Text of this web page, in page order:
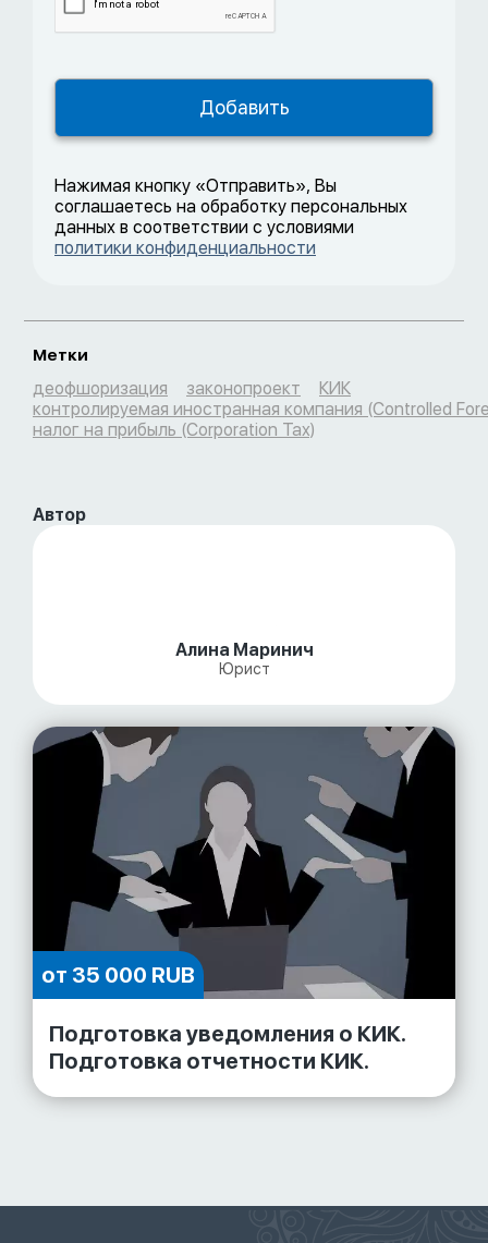
Нажимая кнопку «Отправить», Вы
соглашаетесь на обработку персональных
данных в соответствии с условиями
политики конфиденциальности
Метки
деофшоризация законопроект
КИК
контролируемая иностранная компания (Controlled
налог на прибыль (Corporation Tax)
Автор
Алина Маринич
Юрист
от 35 000 RUB
Подготовка уведомления о КИК.
Подготовка отчетности КИК.